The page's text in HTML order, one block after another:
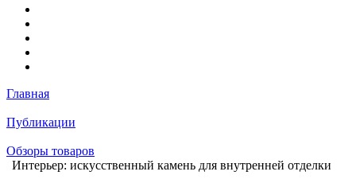
Главная
Публикации
Обзоры товаров
Интерьер: искусственный камень для внутренней отделки